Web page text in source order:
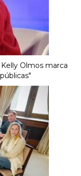
Olmos marca